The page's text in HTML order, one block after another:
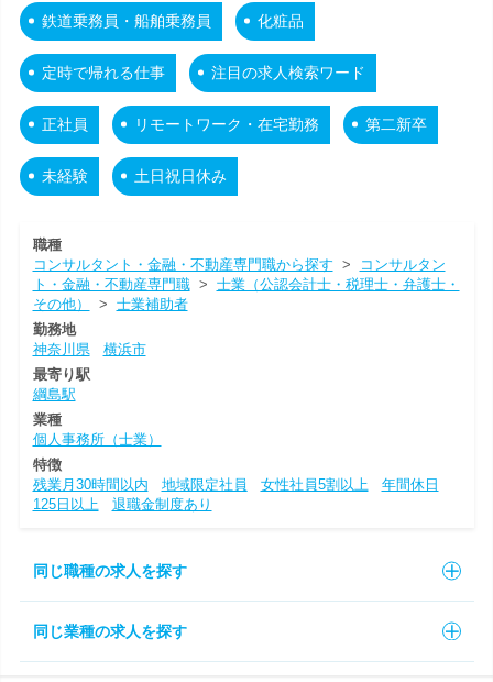
鉄道乗務員・船舶乗務員 化粧品
定時で帰れる仕事 注目の求人検索ワード
正社員 リモートワーク・在宅勤務 第二新卒
未経験 土日祝日休み
職種
コンサルタント・金融・不動産専門職から探す >
コンサルタン
ト・金融・不動産専門職> 士業（公認会計士・税理士・弁護士・
その他）
> 士業補助者
勤務地
神奈川県
横浜市
最寄り駅
綱島駅
業種
個人事務所（士業）
特徴
残業月30時間以内
地域限定社員 女性社員5割以上
年間休日
125日以上
退職金制度あり
同じ職種の求人を探す
同じ業種の求人を探す